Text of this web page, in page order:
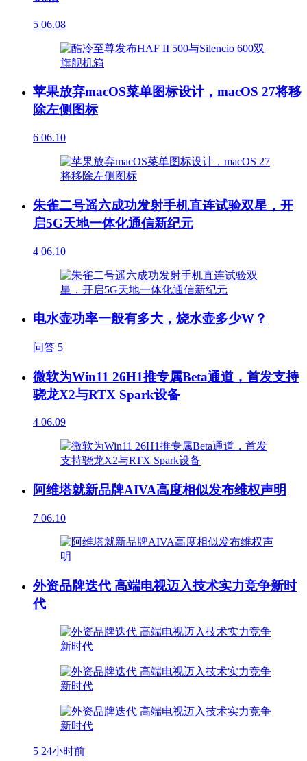
5 06.08
苹果放弃macOS菜单图标设计，macOS 27将移
除左侧图标
6 06.10
朱雀二号遥六成功发射手机直连试验双星，开
启5G天地一体化通信新纪元
4 06.10
电水壶功率一般有多大，烧水壶多少W？
问答 5
微软为Win11 26H1推专属Beta通道，首发支持
骁龙X2与RTX Spark设备
4 06.09
阿维塔就新品牌AIVA高度相似发布维权声明
7 06.10
外资品牌迭代 高端电视迈入技术实力竞争新时
代
5 24小时前